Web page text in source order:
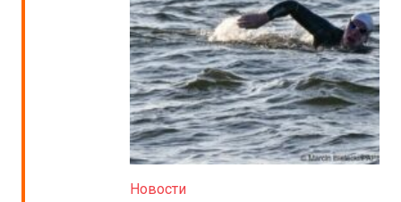
Новости